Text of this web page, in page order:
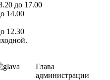
до 17.00
14.00
12.30
Глава
администрации